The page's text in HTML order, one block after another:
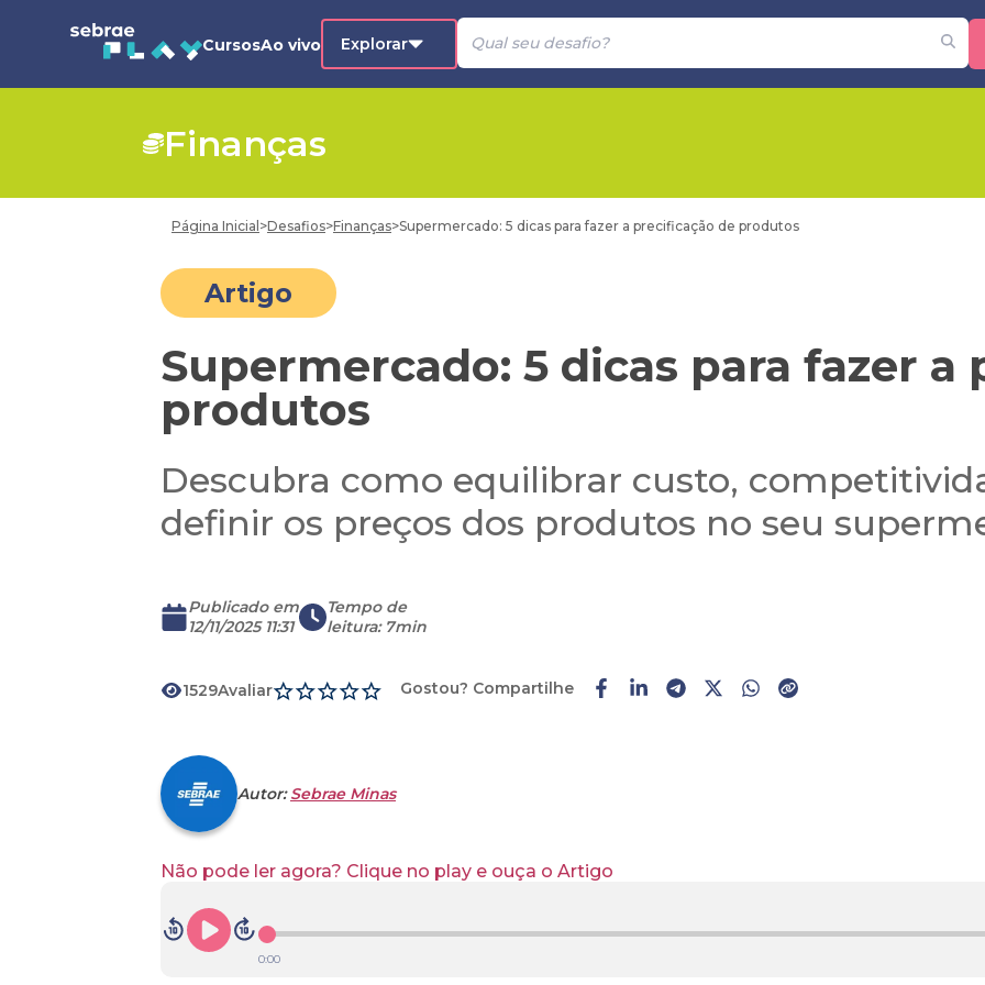
CursosAo vivo Explorar
Finanças
Página Inicial >Desafios>Finanças>Supermercado: 5 dicas para fazer a precificação de produtos
Artigo
Supermercado: 5 dicas para fazer a
produtos
Descubra como equilibrar custo,
definir os preços dos produtos no seu
Publicado em
12/11/2025 11:31
Tempo de
leitura: 7min
1529Avaliar Gostou? Compartilhe
Autor:Sebrae Minas
Não pode ler agora? Clique no play e ouça o Artigo
0:00